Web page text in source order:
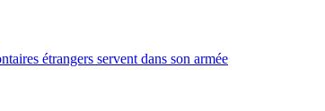
étrangers servent dans son armée